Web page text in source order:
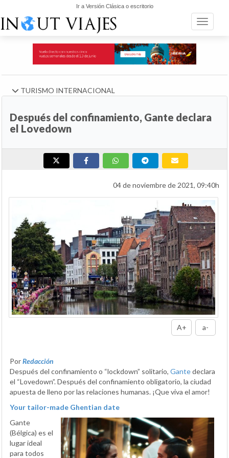
Ir a Versión Clásica o escritorio
Toggle
TURISMO INTERNACIONAL
Después del confinamiento, Gante declara
el Lovedown
04 de noviembre de 2021, 09:40h
A+ a-
PorRedacción
Después del confinamiento o “lockdown” solitario, Gantedeclara
el “Lovedown”. Después del confinamiento obligatorio, la ciudad
apuesta de lleno por las relaciones humanas. ¡Que viva el amor!
Your tailor-made Ghentian date
Gante
(Bélgica) es el
lugar ideal
para todos